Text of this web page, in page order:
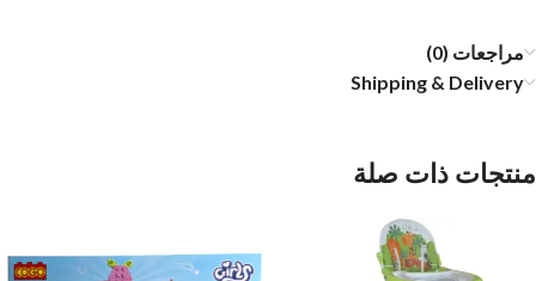
مراجعات (0)
Shipping & Delivery
منتجات ذات صلة